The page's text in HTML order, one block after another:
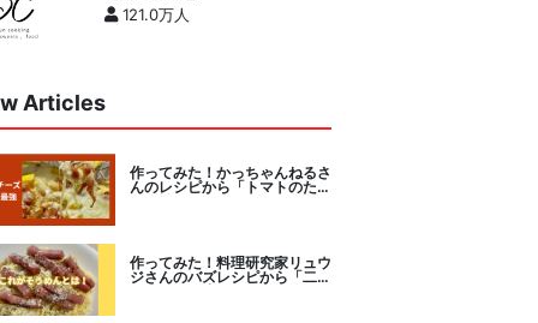
121.0万人
Articles
作ってみた！かっちゃんねるさ
んのレシピから「トマトのたま
作ってみた！料理研究家リュウ
ジさんのバズレシピから「二度